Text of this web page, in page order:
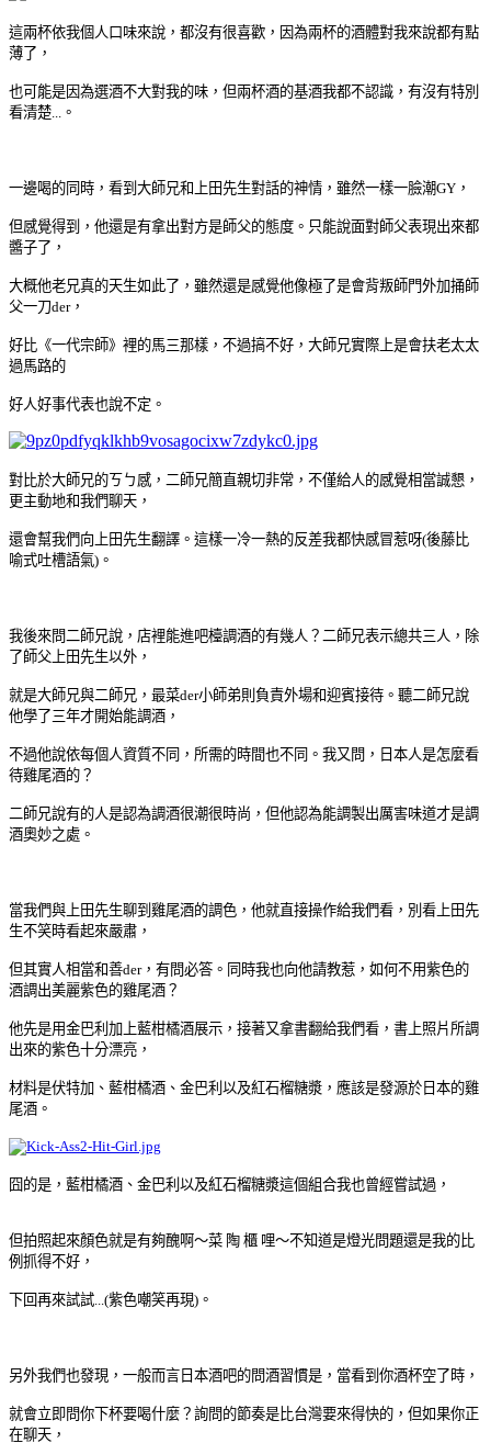
這兩杯依我個人口味來說，都沒有很喜歡，因為兩杯的酒體對我來說都有點
薄了，
也可能是因為選酒不大對我的味，但兩杯酒的基酒我都不認識，有沒有特別
看清楚...。
一邊喝的同時，看到大師兄和上田先生對話的神情，雖然一樣一臉潮GY，
但感覺得到， 他還是有拿出對方是師父的態度。 只能說面對師父表現出來都
醬子了，
大概他老兄真的天生如此了，雖然還是感覺他像極了是會背叛師門外加捅師
父一刀der，
好比《一代宗師》裡的馬三那樣， 不過搞不好，大師兄實際上是會扶老太太
過馬路的
好人好事代表也說不定。
對比於大師兄的ㄎㄅ感，二師兄簡直親切非常，不僅給人的感覺相當誠懇，
更主動地和我們聊天，
還會幫我們向上田先生翻譯。這樣一冷一熱的反差我都快感冒惹呀(後藤比
喻式吐槽語氣)。
我後來問二師兄說，店裡能進吧檯調酒的有幾人？ 二師兄表示總共三人， 除
了師父上田先生以外，
就是大師兄與二師兄， 最菜der小師弟則負責外場和迎賓接待。 聽二師兄說
他學了三年才開始能調酒，
不過他說依每個人資質不同，所需的時間也不同。 我又問， 日本人是怎麼看
待雞尾酒的 ？
二師兄說有的人是認為調酒很潮很時尚，但他認為能調製出厲害味道才是調
酒奧妙之處。
當我們與上田先生聊到雞尾酒的調色，他就直接操作給我們看，別看 上田先
生不笑時看起來嚴肅，
但其實人相當和善der，有問必答。同時我也向他請教惹，如何不用紫色的
酒調出美麗紫色的雞尾酒 ？
他先是用金巴利加上藍柑橘酒展示，接著又拿書翻給我們看，書上照片所調
出來的紫色十分漂亮，
材料是伏特加、 藍柑橘酒 、 金巴利以及紅石榴糖漿， 應該是發源於日本的雞
尾酒。
囧的是， 藍柑橘酒 、 金巴利以及紅石榴糖漿這個組合我也曾經嘗試過，
但拍照起來顏色就是有夠醜啊～菜 陶 櫃 哩～不知道是燈光問題還是我的比
例抓得不好，
下回再來試試...(紫色嘲笑再現)。
另外我們也發現，一般而言日本酒吧的問酒習慣是，當看到你酒杯空了時，
就會立即問你下杯要喝什麼 ？ 詢問的節奏是比台灣要來得快的， 但如果你正
在聊天，